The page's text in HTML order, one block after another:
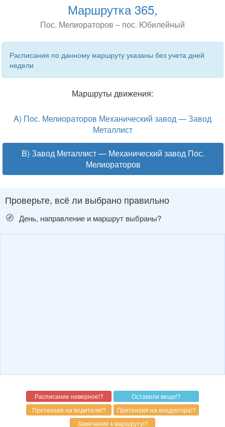
Маршрутка 365,
Пос. Мелиораторов – пос. Юбилейный
Расписания по данному маршруту указаны без учета дней
недели
Маршруты движения:
A) Пос. Мелиораторов Механический завод — Завод
Металлист
B) Завод Металлист — Механический завод Пос.
Мелиораторов
Проверьте, всё ли выбрано правильно
🧭 День, направление и маршрут выбраны?